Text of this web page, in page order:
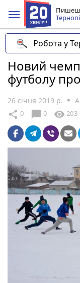
Пишеш
Робота у
Новий
футболу
26 січня 2019 р.
share 0 chat_bubble 0 visibility 203